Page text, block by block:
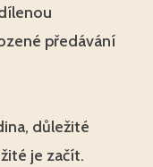
předávání
důležité
je začít.